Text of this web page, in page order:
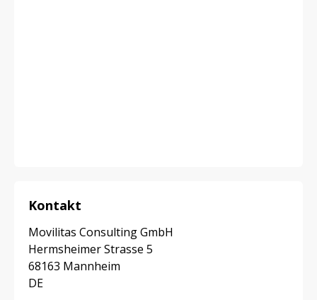
Kontakt
Movilitas Consulting GmbH
Hermsheimer Strasse 5
68163 Mannheim
DE